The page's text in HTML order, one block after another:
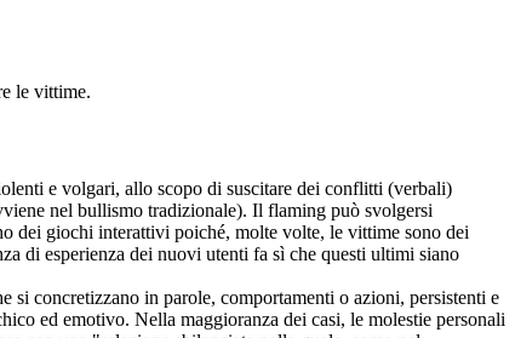
le vittime.
e volgari, allo scopo di suscitare dei conflitti (verbali)
nel bullismo tradizionale). Il flaming può svolgersi
dei giochi interattivi poiché, molte volte, le vittime sono dei
di esperienza dei nuovi utenti fa sì che questi ultimi siano
si concretizzano in parole, comportamenti o azioni, persistenti e
ed emotivo. Nella maggioranza dei casi, le molestie personali